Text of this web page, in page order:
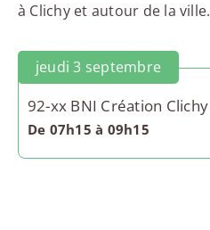
à Clichy et autour de la ville.
jeudi 3 septembre
92-xx BNI Création Clichy
De 07h15 à 09h15